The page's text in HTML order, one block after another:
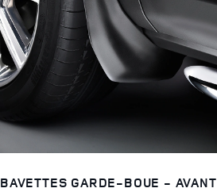
BAVETTES GARDE-BOUE - AVANT